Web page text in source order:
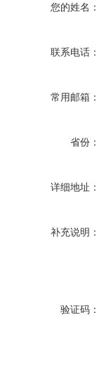
您的姓名：
联系电话：
常用邮箱：
省份：
详细地址：
补充说明：
验证码：